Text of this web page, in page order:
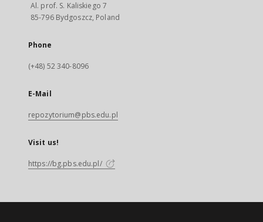
Al. prof. S. Kaliskiego 7
85-796 Bydgoszcz, Poland
Phone
(+48) 52 340-8096
E-Mail
repozytorium@pbs.edu.pl
Visit us!
https://bg.pbs.edu.pl/